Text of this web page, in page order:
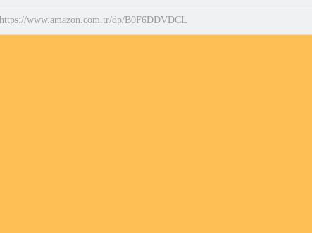
https://www.amazon.com.tr/dp/B0F6DDVDCL